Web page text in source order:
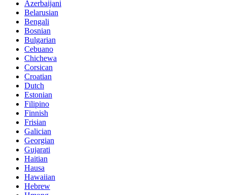
Azerbaijani
Belarusian
Bengali
Bosnian
Bulgarian
Cebuano
Chichewa
Corsican
Croatian
Dutch
Estonian
Filipino
Finnish
Frisian
Galician
Georgian
Gujarati
Haitian
Hausa
Hawaiian
Hebrew